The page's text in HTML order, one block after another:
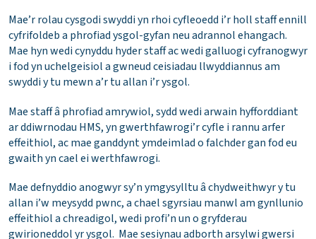
Mae’r rolau cysgodi swyddi yn rhoi cyfleoedd i’r holl staff ennill
cyfrifoldeb a phrofiad ysgol-gyfan neu adrannol ehangach.
Mae hyn wedi cynyddu hyder staff ac wedi galluogi cyfranogwyr
i fod yn uchelgeisiol a gwneud ceisiadau llwyddiannus am
swyddi y tu mewn a’r tu allan i’r ysgol.
Mae staff â phrofiad amrywiol, sydd wedi arwain hyfforddiant
ar ddiwrnodau HMS, yn gwerthfawrogi’r cyfle i rannu arfer
effeithiol, ac mae ganddynt ymdeimlad o falchder gan fod eu
gwaith yn cael ei werthfawrogi.
Mae defnyddio anogwyr sy’n ymgysylltu â chydweithwyr y tu
allan i’w meysydd pwnc, a chael sgyrsiau manwl am gynllunio
effeithiol a chreadigol, wedi profi’n un o gryfderau
gwirioneddol yr ysgol. Mae sesiynau adborth arsylwi gwersi